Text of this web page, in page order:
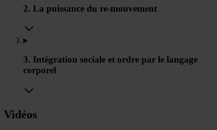
2. La puissance du re-mouvement
3. Intégration sociale et ordre par le langage
corporel
Vidéos